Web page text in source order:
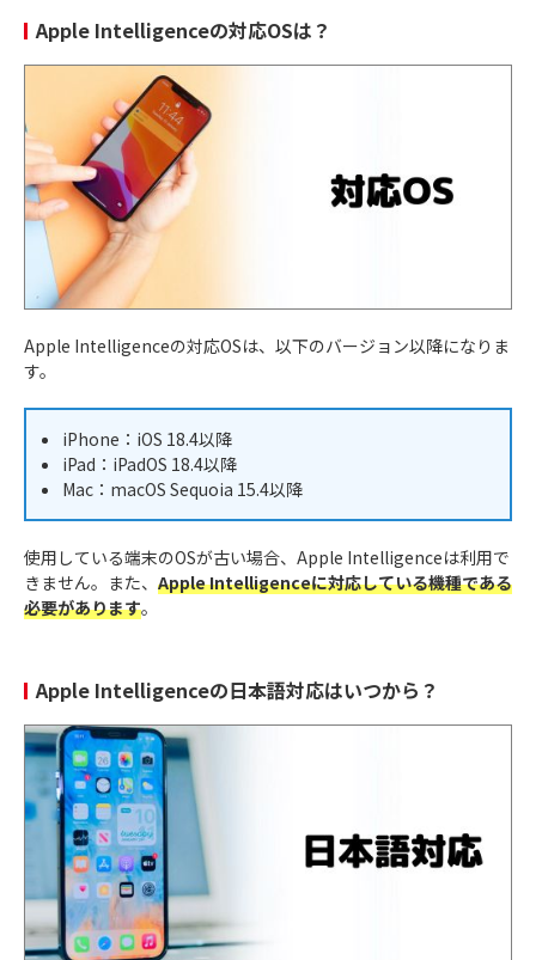
Apple Intelligenceの対応OSは？
Apple Intelligenceの対応OSは、以下のバージョン以降になりま
す。
iPhone：iOS 18.4以降
iPad：iPadOS 18.4以降
Mac：macOS Sequoia 15.4以降
使用している端末のOSが古い場合、Apple Intelligenceは利用で
きません。また、 Apple Intelligenceに対応している機種である
必要があります。
Apple Intelligenceの日本語対応はいつから？